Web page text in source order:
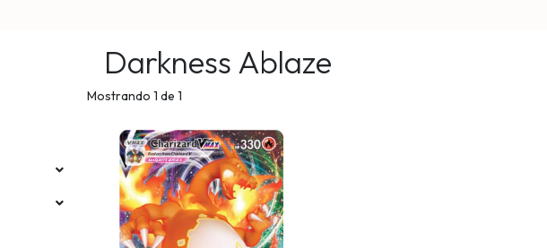
Darkness Ablaze
Mostrando 1 de 1